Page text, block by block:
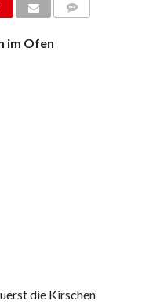
im Ofen
die Kirschen